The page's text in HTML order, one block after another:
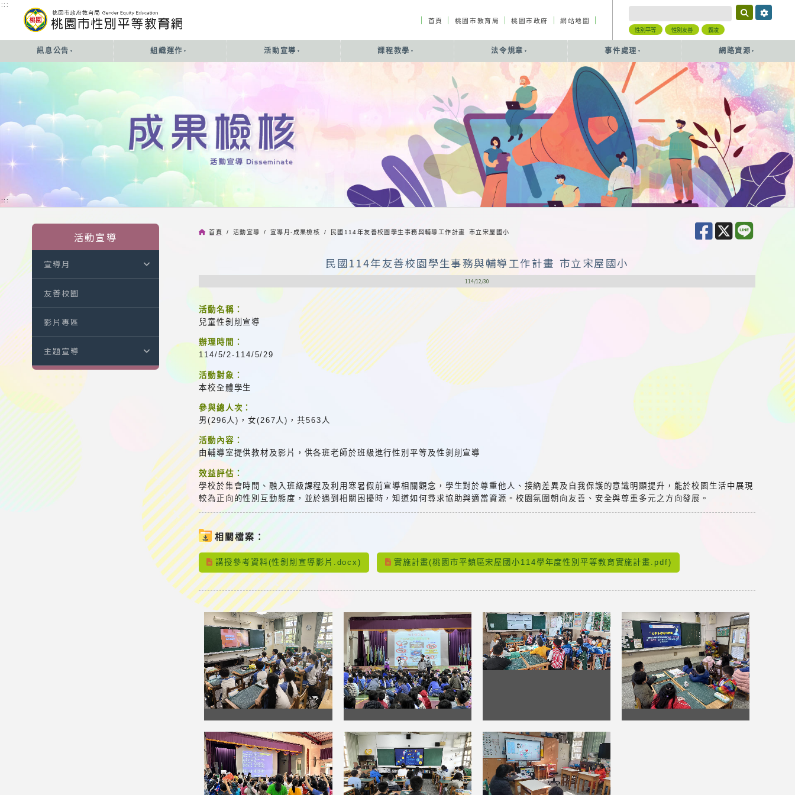
:::
首頁 桃園市教育局 桃園市政府 網站地圖
性別平等 性別友善 霸凌
訊息公告 組織運作 活動宣導 課程教學 法令規章 事件處理 網路資源
:::
活動宣導
宣導月
友善校園
影片專區
主題宣導
首頁 / 活動宣導 / 宣導月-成果檢核 / 民國114年友善校園學生事務與輔導工作計畫 市立宋屋國小
民國114年友善校園學生事務與輔導工作計畫 市立宋屋國小
114/12/30
活動名稱：
兒童性剝削宣導
辦理時間：
114/5/2-114/5/29
活動對象：
本校全體學生
參與總人次：
男(296人)，女(267人)，共563人
活動內容：
由輔導室提供教材及影片，供各班老師於班級進行性別平等及性剝削宣導
效益評估：
學校於集會時間、融入班級課程及利用寒暑假前宣導相關觀念，學生對於尊重他人、接納差異及自我保護的意識明顯提升，能於校園生活中展現
較為正向的性別互動態度，並於遇到相關困擾時，知道如何尋求協助與適當資源。校園氛圍朝向友善、安全與尊重多元之方向發展。
相關檔案：
講授參考資料(性剝削宣導影片.docx) 實施計畫(桃園市平鎮區宋屋國小114學年度性別平等教育實施計畫.pdf)
:::